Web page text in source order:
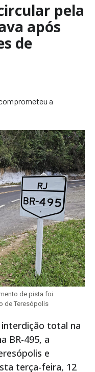
pela
após
de
a
de pista foi
de Teresópolis
total na
BR-495, a
e
terça-feira, 12